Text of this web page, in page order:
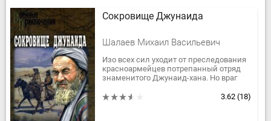
Сокровище Джунаида
Шалаев Михаил Васильевич
Изо всех сил уходит от преследования
красноармейцев потрепанный отряд
знаменитого Джунаид-хана. Но враг
пески пустыни укрывают...
3.62 (18)